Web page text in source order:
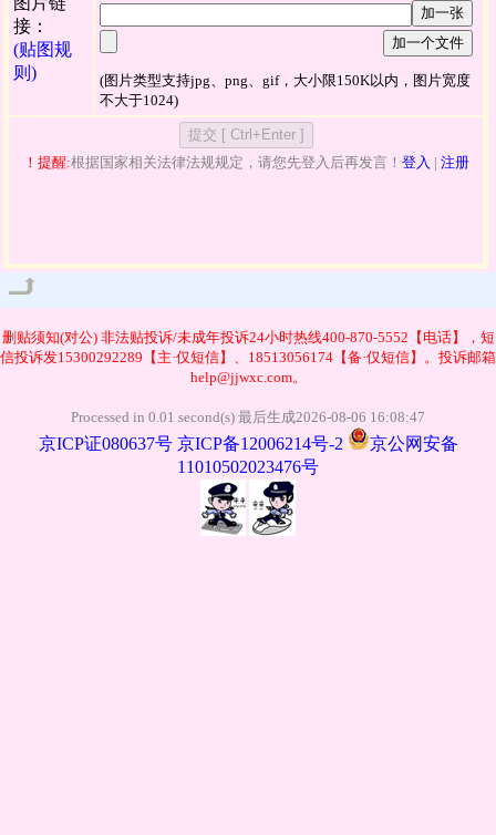
接：
(贴图规
则)
加一张
加一个文件
(图片类型支持jpg、png、gif，大小限150K以内，图片宽度
不大于1024)
！提醒:根据国家相关法律法规规定，请您先登入后再发言！ 登入 | 注册
删贴须知(对公)非法贴投诉/未成年投诉24小时热线400-870-5552【电话】，短
信投诉发15300292289【主·仅短信】、18513056174【备·仅短信】。投诉邮箱
help@jjwxc.com。
Processed in 0.01 second(s) 最后生成2026-08-06 16:08:47
京ICP证080637号 京ICP备12006214号-2
京公网安备
11010502023476号